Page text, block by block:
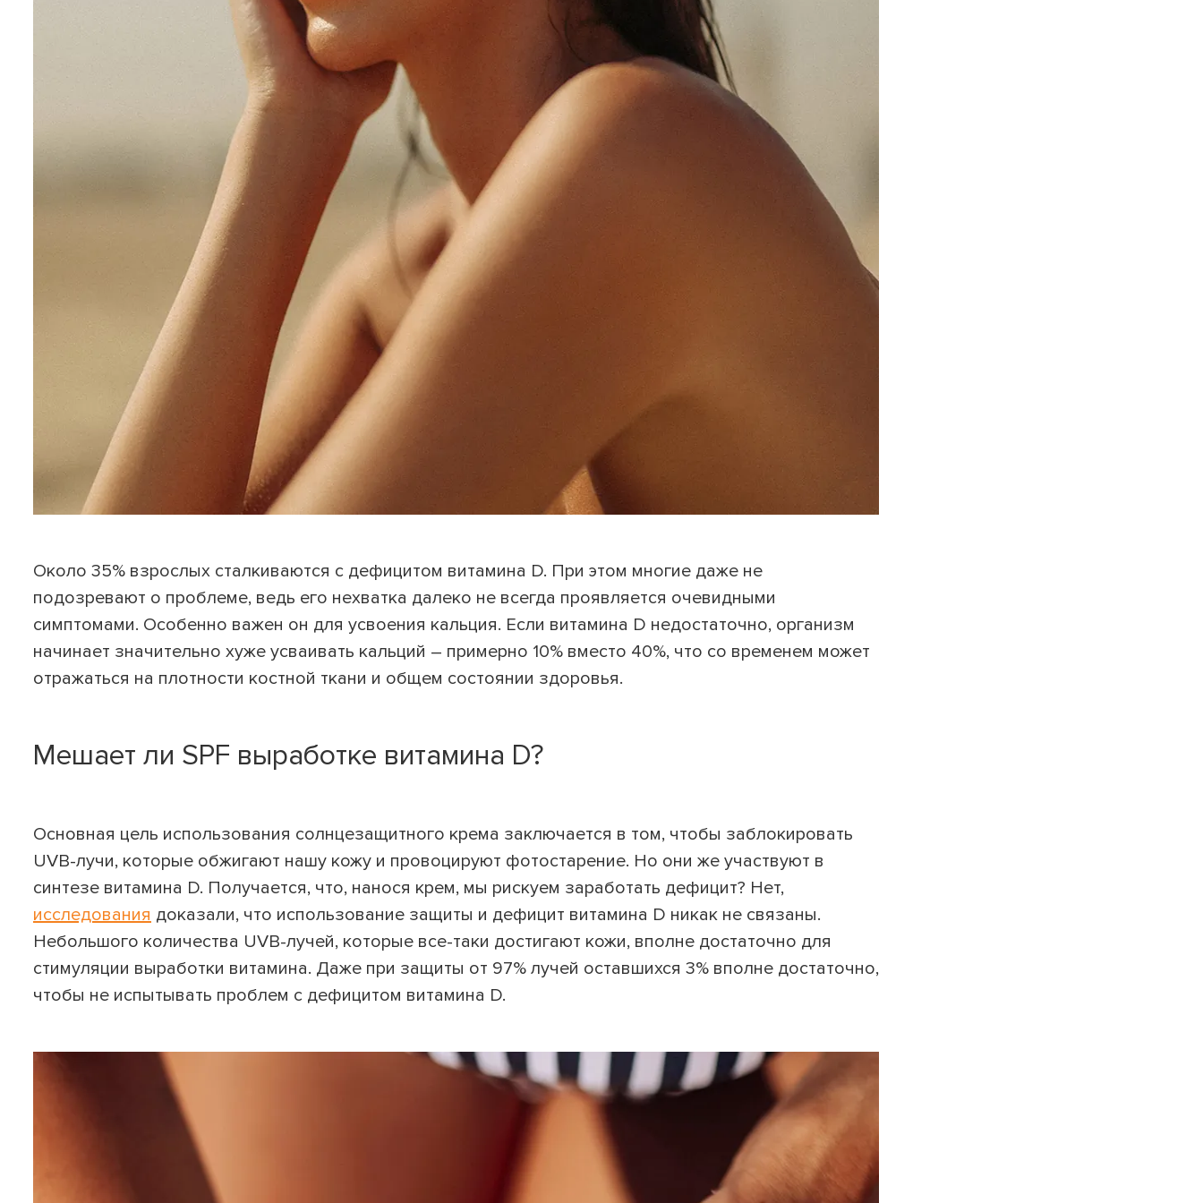
Около 35% взрослых сталкиваются с дефицитом витамина D. При этом многие даже не
подозревают о проблеме, ведь его нехватка далеко не всегда проявляется очевидными
симптомами. Особенно важен он для усвоения кальция. Если витамина D недостаточно, организм
начинает значительно хуже усваивать кальций – примерно 10% вместо 40%, что со временем может
отражаться на плотности костной ткани и общем состоянии здоровья.
Мешает ли SPF выработке витамина D?
Основная цель использования солнцезащитного крема заключается в том, чтобы заблокировать
UVB-лучи, которые обжигают нашу кожу и провоцируют фотостарение. Но они же участвуют в
синтезе витамина D. Получается, что, нанося крем, мы рискуем заработать дефицит? Нет,
исследования доказали, что использование защиты и дефицит витамина D никак не связаны.
Небольшого количества UVB-лучей, которые все-таки достигают кожи, вполне достаточно для
стимуляции выработки витамина. Даже при защиты от 97% лучей оставшихся 3% вполне достаточно,
чтобы не испытывать проблем с дефицитом витамина D.
ВЕРНУТЬСЯ К БЛОГУ ВЕРНУТЬСЯ